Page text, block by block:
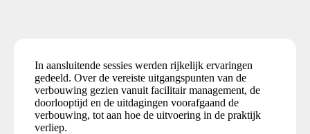
In aansluitende sessies werden rijkelijk ervaringen
gedeeld. Over de vereiste uitgangspunten van de
verbouwing gezien vanuit facilitair management, de
doorlooptijd en de uitdagingen voorafgaand de
verbouwing, tot aan hoe de uitvoering in de praktijk
verliep.